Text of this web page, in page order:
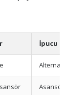
İpucu
Asansör